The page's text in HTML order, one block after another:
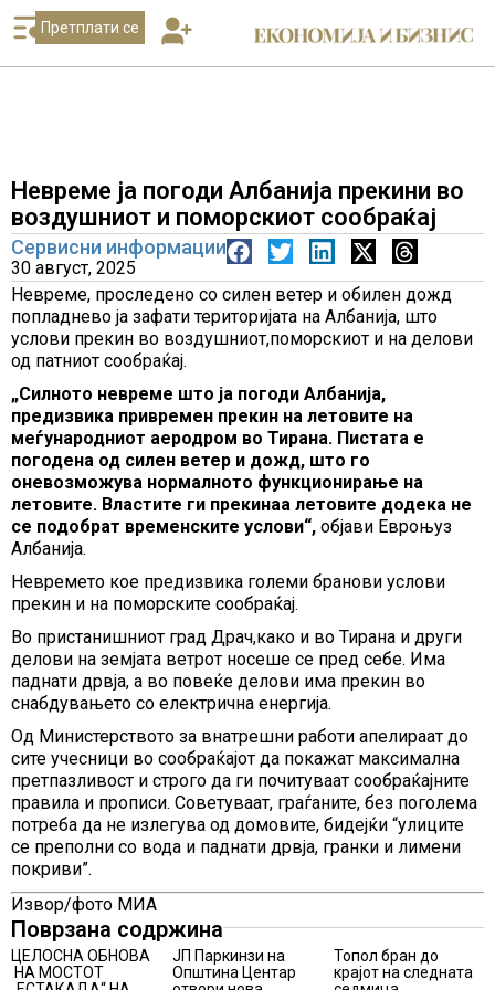
Претплати се
Невреме ја погоди Албанија прекини во
воздушниот и поморскиот сообраќај
Сервисни информации
30 август, 2025
Невреме, проследено со силен ветер и обилен дожд
попладнево ја зафати територијата на Албанија, што
услови прекин во воздушниот,поморскиот и на делови
од патниот сообраќај.
„Силното невреме што ја погоди Албанија,
предизвика привремен прекин на летовите на
меѓународниот аеродром во Тирана. Пистата е
погодена од силен ветер и дожд, што го
оневозможува нормалното функционирање на
летовите. Властите ги прекинаа летовите додека не
се подобрат временските услови“, објави Евроњуз
Албанија.
Невремето кое предизвика големи бранови услови
прекин и на поморските сообраќај.
Во пристанишниот град Драч,како и во Тирана и други
делови на земјата ветрот носеше се пред себе. Има
паднати дрвја, а во повеќе делови има прекин во
снабдувањето со електрична енергија.
Од Министерството за внатрешни работи апелираат до
сите учесници во сообраќајот да покажат максимална
претпазливост и строго да ги почитуваат сообраќајните
правила и прописи. Советуваат, граѓаните, без поголема
потреба да не излегува од домовите, бидејќи “улиците
се преполни со вода и паднати дрвја, гранки и лимени
покриви”.
Извор/фото МИА
Поврзана содржина
ЦЕЛОСНА ОБНОВА
НА МОСТОТ
ЈП Паркинзи на
Општина Центар
Топол бран до
крајот на следната